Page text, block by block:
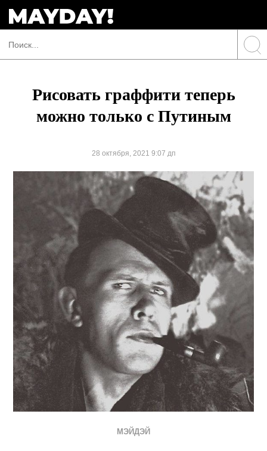
Рисовать граффити теперь
можно только с Путиным
28 октября, 2021 9:07 дп
МЭЙДЭЙ